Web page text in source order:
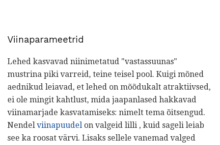
Viinaparameetrid
Lehed kasvavad niinimetatud "vastassuunas"
mustrina piki varreid, teine ​​teisel pool. Kuigi mõned
aednikud leiavad, et lehed on mõõdukalt atraktiivsed,
ei ole mingit kahtlust, mida jaapanlased hakkavad
viinamarjade kasvatamiseks: nimelt tema õitsengud.
Nendel viinapuudel on valgeid lilli , kuid sageli leiab
see ka roosat värvi. Lisaks sellele vanemad valged